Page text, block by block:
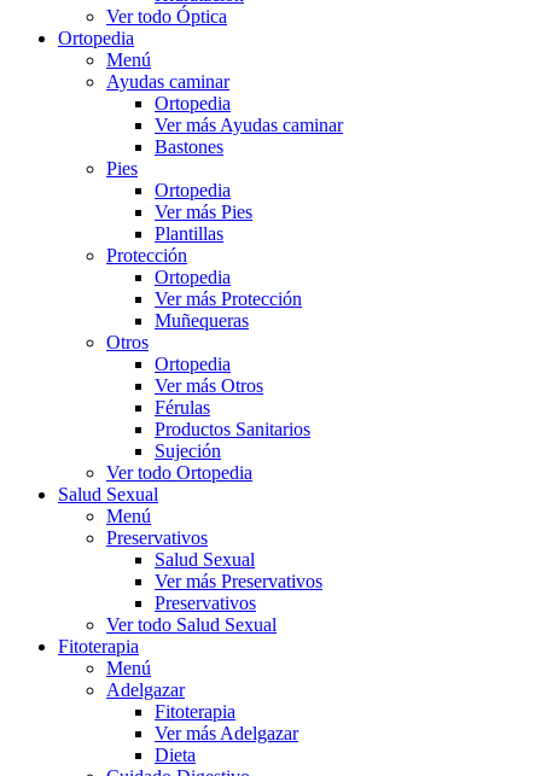
Ver todo Óptica
Ortopedia
Menú
Ayudas caminar
Ortopedia
Ver más Ayudas caminar
Bastones
Pies
Ortopedia
Ver más Pies
Plantillas
Protección
Ortopedia
Ver más Protección
Muñequeras
Otros
Ortopedia
Ver más Otros
Férulas
Productos Sanitarios
Sujeción
Ver todo Ortopedia
Salud Sexual
Menú
Preservativos
Salud Sexual
Ver más Preservativos
Preservativos
Ver todo Salud Sexual
Fitoterapia
Menú
Adelgazar
Fitoterapia
Ver más Adelgazar
Dieta